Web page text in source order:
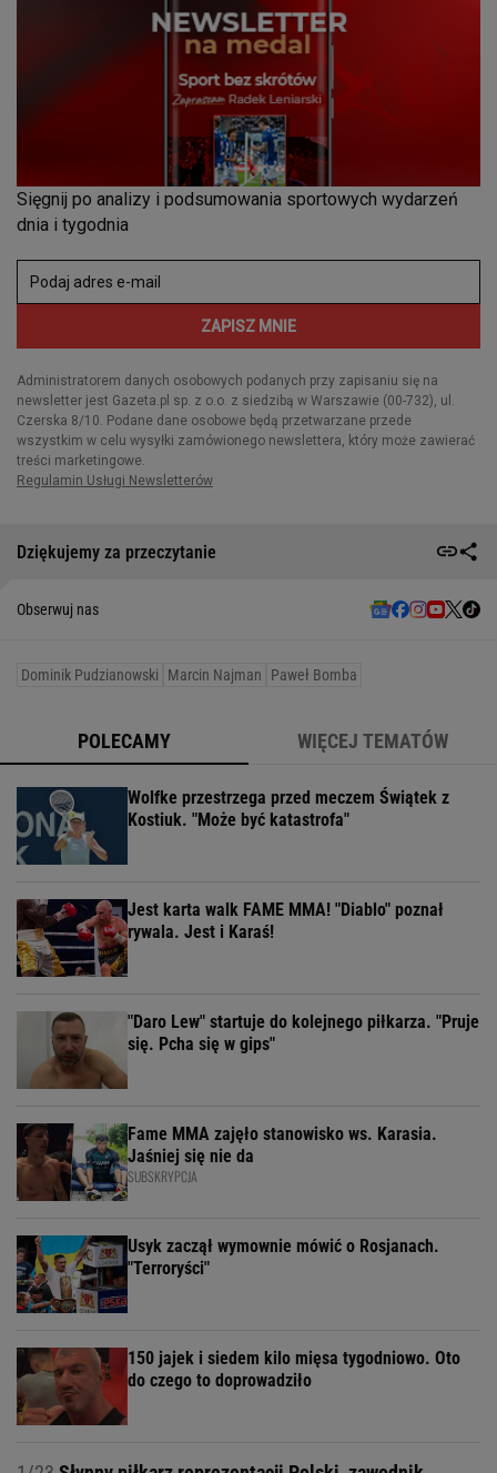
Dziękujemy za przeczytanie
Obserwuj nas
Dominik Pudzianowski Marcin Najman Paweł Bomba
POLECAMY WIĘCEJ TEMATÓW
Wolfke przestrzega przed meczem Świątek z
Kostiuk. "Może być katastrofa"
Jest karta walk FAME MMA! "Diablo" poznał
rywala. Jest i Karaś!
"Daro Lew" startuje do kolejnego piłkarza. "Pruje
się. Pcha się w gips"
Fame MMA zajęło stanowisko ws. Karasia.
Jaśniej się nie da
SUBSKRYPCJA
Usyk zaczął wymownie mówić o Rosjanach.
"Terroryści"
150 jajek i siedem kilo mięsa tygodniowo. Oto
do czego to doprowadziło